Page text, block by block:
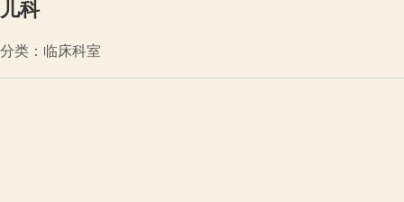
儿科
分类：临床科室